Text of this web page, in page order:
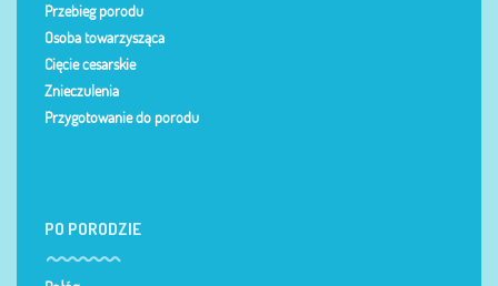
Przebieg porodu
Osoba towarzysząca
Cięcie cesarskie
Znieczulenia
Przygotowanie do porodu
PO PORODZIE